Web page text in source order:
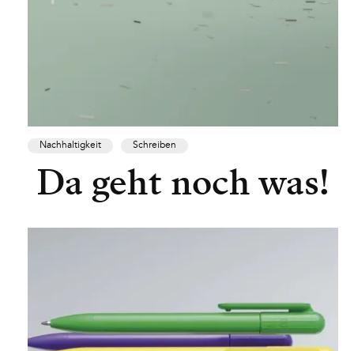
Nachhaltigkeit Schreiben
Da geht noch was!